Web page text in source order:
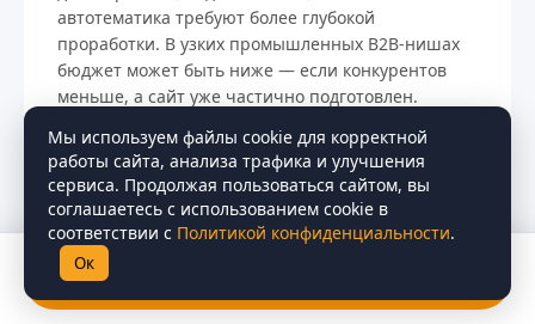
автотематика требуют более глубокой
проработки. В узких промышленных B2B-нишах
бюджет может быть ниже — если конкурентов
меньше, а сайт уже частично подготовлен.
География продвижения
Локальная задача по миллионнику, охват районов
области и транссибирского коридора, выход на
федеральный B2B-спрос или приграничный
Мы используем файлы cookie для корректной
работы сайта, анализа трафика и улучшения
сервиса. Продолжая пользоваться сайтом, вы
соглашаетесь с использованием cookie в
соответствии с Политикой конфиденциальности.
Ок